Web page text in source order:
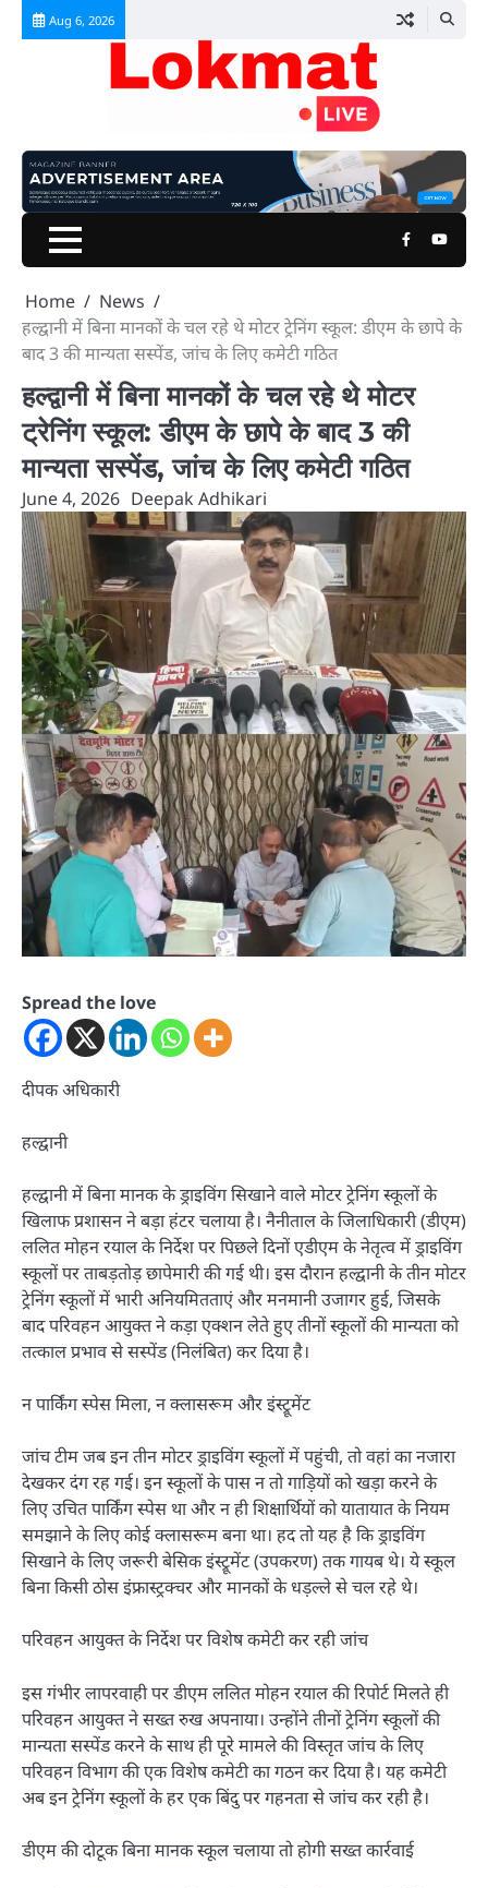
Skip
Aug 6, 2026
Facebook
Home
News
हल्द्वानी में बिना मानकों के चल रहे थे मोटर ट्रेनिंग स्कूल: डीएम के छापे के
बाद 3 की मान्यता सस्पेंड, जांच के लिए कमेटी गठित
हल्द्वानी में बिना मानकों के चल रहे थे मोटर
ट्रेनिंग स्कूल: डीएम के छापे के बाद 3 की
मान्यता सस्पेंड, जांच के लिए कमेटी गठित
June 4, 2026 Deepak Adhikari
Spread the love
दीपक अधिकारी
हल्द्वानी
हल्द्वानी में बिना मानक के ड्राइविंग सिखाने वाले मोटर ट्रेनिंग स्कूलों के
खिलाफ प्रशासन ने बड़ा हंटर चलाया है। नैनीताल के जिलाधिकारी (डीएम)
ललित मोहन रयाल के निर्देश पर पिछले दिनों एडीएम के नेतृत्व में ड्राइविंग
स्कूलों पर ताबड़तोड़ छापेमारी की गई थी। इस दौरान हल्द्वानी के तीन मोटर
ट्रेनिंग स्कूलों में भारी अनियमितताएं और मनमानी उजागर हुई, जिसके
बाद परिवहन आयुक्त ने कड़ा एक्शन लेते हुए तीनों स्कूलों की मान्यता को
तत्काल प्रभाव से सस्पेंड (निलंबित) कर दिया है।
न पार्किंग स्पेस मिला, न क्लासरूम और इंस्ट्रूमेंट
जांच टीम जब इन तीन मोटर ड्राइविंग स्कूलों में पहुंची, तो वहां का नजारा
देखकर दंग रह गई। इन स्कूलों के पास न तो गाड़ियों को खड़ा करने के
लिए उचित पार्किंग स्पेस था और न ही शिक्षार्थियों को यातायात के नियम
समझाने के लिए कोई क्लासरूम बना था। हद तो यह है कि ड्राइविंग
सिखाने के लिए जरूरी बेसिक इंस्ट्रूमेंट (उपकरण) तक गायब थे। ये स्कूल
बिना किसी ठोस इंफ्रास्ट्रक्चर और मानकों के धड़ल्ले से चल रहे थे।
परिवहन आयुक्त के निर्देश पर विशेष कमेटी कर रही जांच
इस गंभीर लापरवाही पर डीएम ललित मोहन रयाल की रिपोर्ट मिलते ही
परिवहन आयुक्त ने सख्त रुख अपनाया। उन्होंने तीनों ट्रेनिंग स्कूलों की
मान्यता सस्पेंड करने के साथ ही पूरे मामले की विस्तृत जांच के लिए
परिवहन विभाग की एक विशेष कमेटी का गठन कर दिया है। यह कमेटी
अब इन ट्रेनिंग स्कूलों के हर एक बिंदु पर गहनता से जांच कर रही है।
डीएम की दोटूक बिना मानक स्कूल चलाया तो होगी सख्त कार्रवाई